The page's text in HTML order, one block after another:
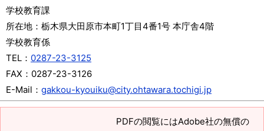
学校教育課
所在地： 栃木県大田原市本町1丁目4番1号 本庁舎4階
学校教育係
TEL： 0287-23-3125
FAX： 0287-23-3126
E-Mail： gakkou-kyouiku@city.ohtawara.tochigi.jp
PDFの閲覧にはAdobe社の無償の